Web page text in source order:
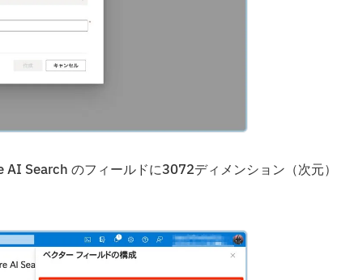
Search のフィールドに3072ディメンション（次元